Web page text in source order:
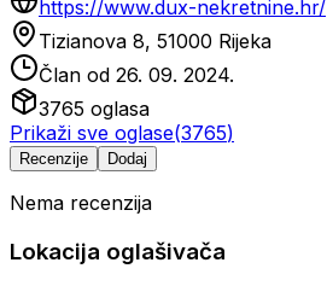
https://www.dux-nekretnine.hr/
Tizianova 8, 51000 Rijeka
Član od 26. 09. 2024.
3765 oglasa
Prikaži sve oglase(3765)
Recenzije Dodaj
Nema recenzija
Lokacija oglašivača